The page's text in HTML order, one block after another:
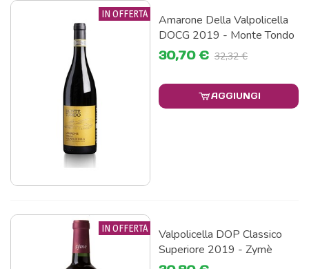
IN OFFERTA
Amarone Della Valpolicella
DOCG 2019 - Monte Tondo
30,70 € 32,32 €
AGGIUNGI
IN OFFERTA
Valpolicella DOP Classico
Superiore 2019 - Zymè